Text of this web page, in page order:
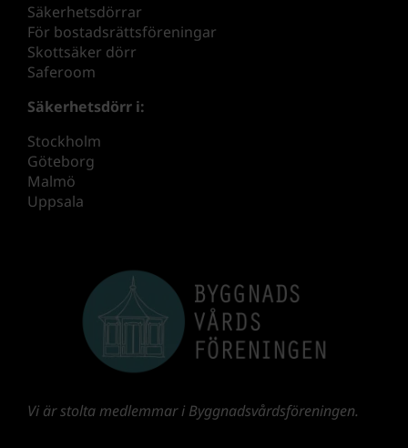
Säkerhetsdörrar
För bostadsrättsföreningar
Skottsäker dörr
Saferoom
Säkerhetsdörr i:
Stockholm
Göteborg
Malmö
Uppsala
Vi är stolta medlemmar i Byggnadsvårdsföreningen.